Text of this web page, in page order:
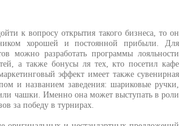
к вопросу открытия такого бизнеса, то он
хорошей и постоянной прибыли. Для
можно разработать программы лояльности
а также бонусы ля тех, кто посетил кафе
эффект имеет также сувенирная
и названием заведения: шариковые ручки,
чашки. Именно она может выступать в роли
за победу в турнирах.